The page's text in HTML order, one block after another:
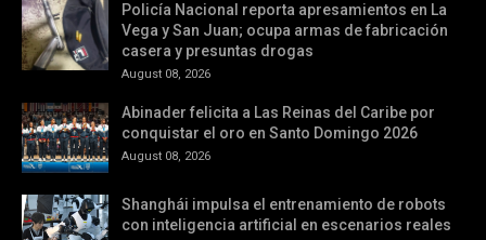
Policía Nacional reporta apresamientos en La
Vega y San Juan; ocupa armas de fabricación
casera y presuntas drogas
August 08, 2026
Abinader felicita a Las Reinas del Caribe por
conquistar el oro en Santo Domingo 2026
August 08, 2026
Shanghái impulsa el entrenamiento de robots
con inteligencia artificial en escenarios reales